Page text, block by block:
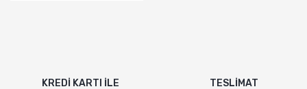
KREDİ KARTI İLE
TESLİMAT